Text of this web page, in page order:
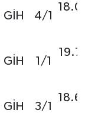
GİH 4/1
GİH 1/1
GİH 3/1